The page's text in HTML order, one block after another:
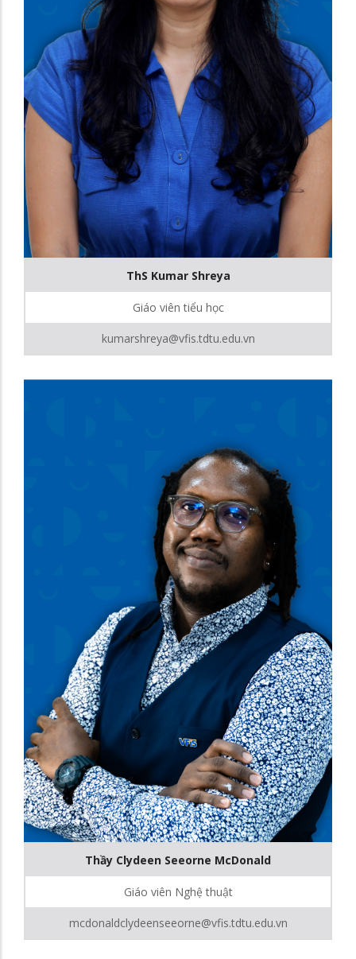
ThS Kumar Shreya
Giáo viên tiểu học
kumarshreya@vfis.tdtu.edu.vn
Thầy Clydeen Seeorne McDonald
Giáo viên Nghệ thuật
mcdonaldclydeenseeorne@vfis.tdtu.edu.vn